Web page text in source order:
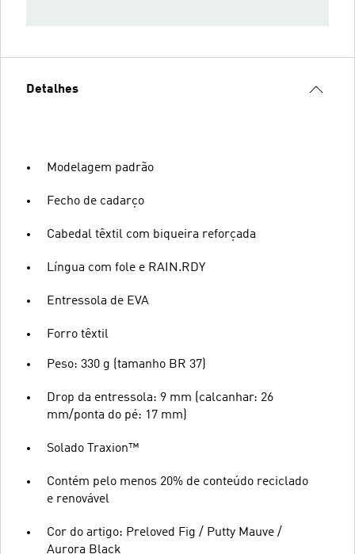
Detalhes
Modelagem padrão
Fecho de cadarço
Cabedal têxtil com biqueira reforçada
Língua com fole e RAIN.RDY
Entressola de EVA
Forro têxtil
Peso: 330 g (tamanho BR 37)
Drop da entressola: 9 mm (calcanhar: 26
mm/ponta do pé: 17 mm)
Solado Traxion™
Contém pelo menos 20% de conteúdo reciclado
e renovável
Cor do artigo: Preloved Fig / Putty Mauve /
Aurora Black